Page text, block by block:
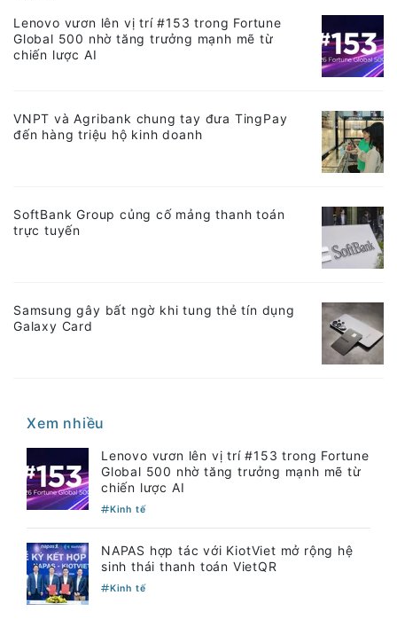
Lenovo vươn lên vị trí #153 trong Fortune
Global 500 nhờ tăng trưởng mạnh mẽ từ
chiến lược AI
VNPT và Agribank chung tay đưa TingPay
đến hàng triệu hộ kinh doanh
SoftBank Group củng cố mảng thanh toán
trực tuyến
Samsung gây bất ngờ khi tung thẻ tín dụng
Galaxy Card
Xem nhiều
Lenovo vươn lên vị trí #153 trong Fortune
Global 500 nhờ tăng trưởng mạnh mẽ từ
chiến lược AI
Kinh tế
NAPAS hợp tác với KiotViet mở rộng hệ
sinh thái thanh toán VietQR
Kinh tế